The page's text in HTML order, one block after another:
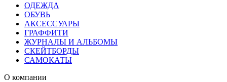
ОДЕЖДА
ОБУВЬ
АКСЕССУАРЫ
ГРАФФИТИ
ЖУРНАЛЫ И АЛЬБОМЫ
СКЕЙТБОРДЫ
САМОКАТЫ
О компании